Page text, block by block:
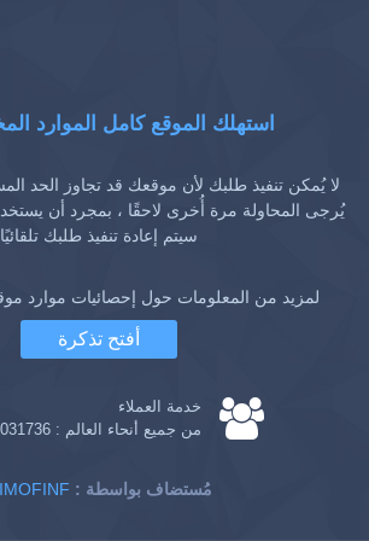
استهلك الموقع كامل الموارد
لا يُمكن تنفيذ طلبك لأن موقعك قد تجاوز الحد
يُرجى المحاولة مرة أُخرى لاحقًا ، بمجرد أن
سيتم إعادة تنفيذ طلبك تلقائيًا
لمزيد من المعلومات حول إحصائيات موارد
أفتح تذكرة
خدمة العملاء
من جميع أنحاء العالم :
: مُستضاف بواسطة